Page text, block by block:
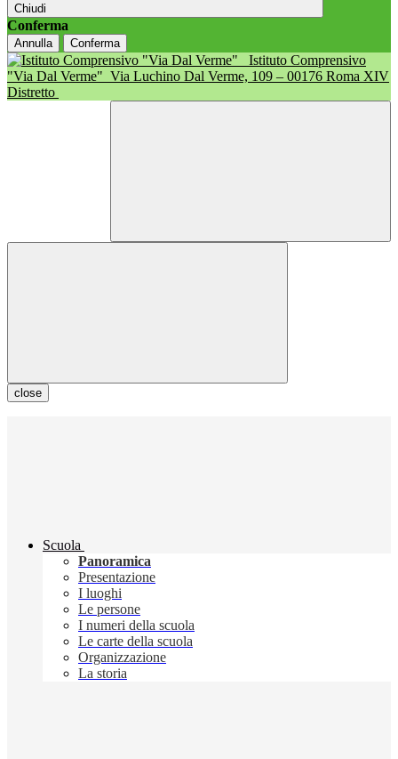
Chiudi
Conferma
Annulla Conferma
Istituto Comprensivo
"Via Dal Verme" Via Luchino Dal Verme, 109 – 00176 Roma XIV
Distretto
close
Scuola
Panoramica
Presentazione
I luoghi
Le persone
I numeri della scuola
Le carte della scuola
Organizzazione
La storia